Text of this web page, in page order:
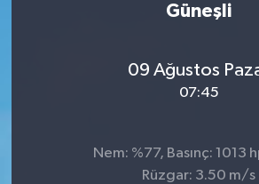
Güneşli
09 Ağustos
07:45
Nem: %77, Basınç: 1013
Rüzgar: 3.50 m/s